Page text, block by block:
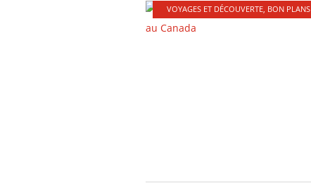
VOYAGES ET DÉCOUVERTE, BON PLANS